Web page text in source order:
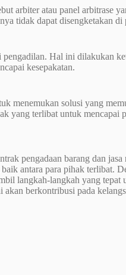
arbiter atau panel arbitrase
tidak dapat disengketakan di
Hal ini dilakukan
kesepakatan.
menemukan solusi yang
yang terlibat untuk mencapai
pengadaan barang dan
antara para pihak terlibat.
langkah-langkah yang
berkontribusi pada